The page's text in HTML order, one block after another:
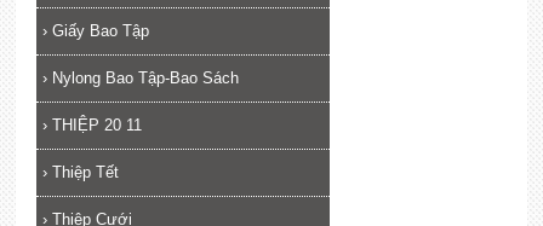
› Giấy Bao Tập
› Nylong Bao Tập-Bao Sách
› THIỆP 20 11
› Thiệp Tết
› Thiệp Cưới